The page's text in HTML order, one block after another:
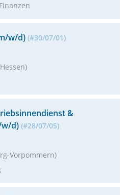
w/d) (#30/07/01)
&
w/d) (#28/07/05)
Vorpommern)